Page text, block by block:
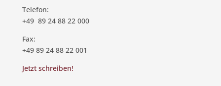
Telefon:
+49 89 24 88 22 000
Fax:
+49 89 24 88 22 001
Jetzt schreiben!